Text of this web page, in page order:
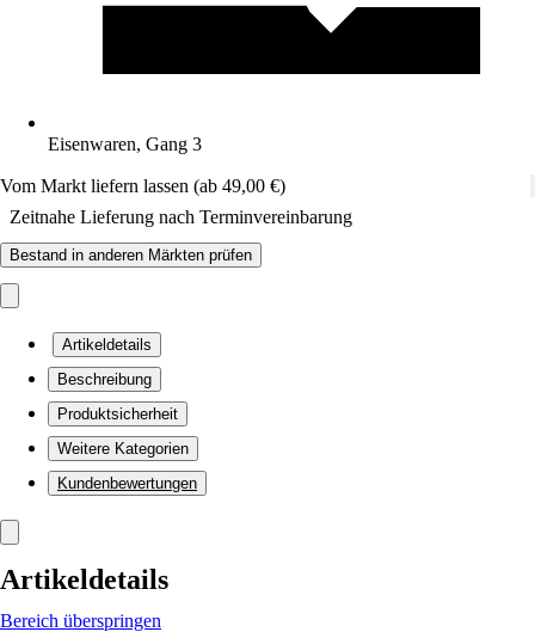
Eisenwaren, Gang 3
Vom Markt liefern lassen (ab 49,00 €)
Zeitnahe Lieferung nach Terminvereinbarung
Bestand in anderen Märkten prüfen
Artikeldetails
Beschreibung
Produktsicherheit
Weitere Kategorien
Kundenbewertungen
Artikeldetails
Bereich überspringen